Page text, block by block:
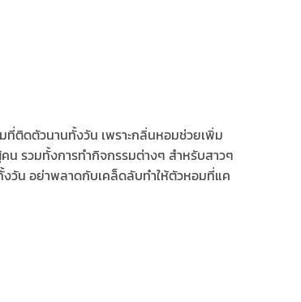
ติดตัวนานทั้งวัน เพราะกลิ่นหอมช่วยเพิ่ม
น รวมทั้งการทำกิจกรรมต่างๆ สำหรับสาวๆ
น อย่าพลาดกับเคล็ดลับทำให้ตัวหอมที่แค